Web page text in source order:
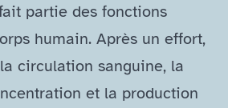
partie des fonctions
humain. Après un effort,
circulation sanguine, la
et la production